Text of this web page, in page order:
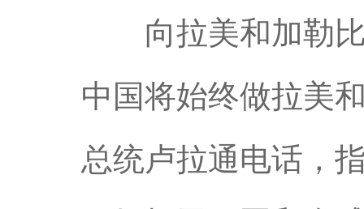
向拉美和加勒比
中国将始终做拉美
总统卢拉通电话，